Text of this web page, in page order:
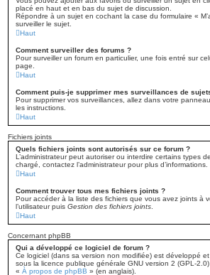
placé en haut et en bas du sujet de discussion.
Répondre à un sujet en cochant la case du formulaire «
surveiller le sujet.
Haut
Comment surveiller des forums ?
Pour surveiller un forum en particulier, une fois entré sur
page.
Haut
Comment puis-je supprimer mes surveillances de
Pour supprimer vos surveillances, allez dans votre
les instructions.
Haut
Fichiers joints
Quels fichiers joints sont autorisés sur ce forum ?
L’administrateur peut autoriser ou interdire certains types
chargé, contactez l’administrateur pour plus d’informations.
Haut
Comment trouver tous mes fichiers joints ?
Pour accéder à la liste des fichiers que vous avez joints à
l’utilisateur puis Gestion des fichiers joints
Haut
Concernant phpBB
Qui a développé ce logiciel de forum ?
Ce logiciel (dans sa version non modifiée) est développé
sous la licence publique générale GNU version 2 (GPL-
« À propos de phpBB » (en anglais).